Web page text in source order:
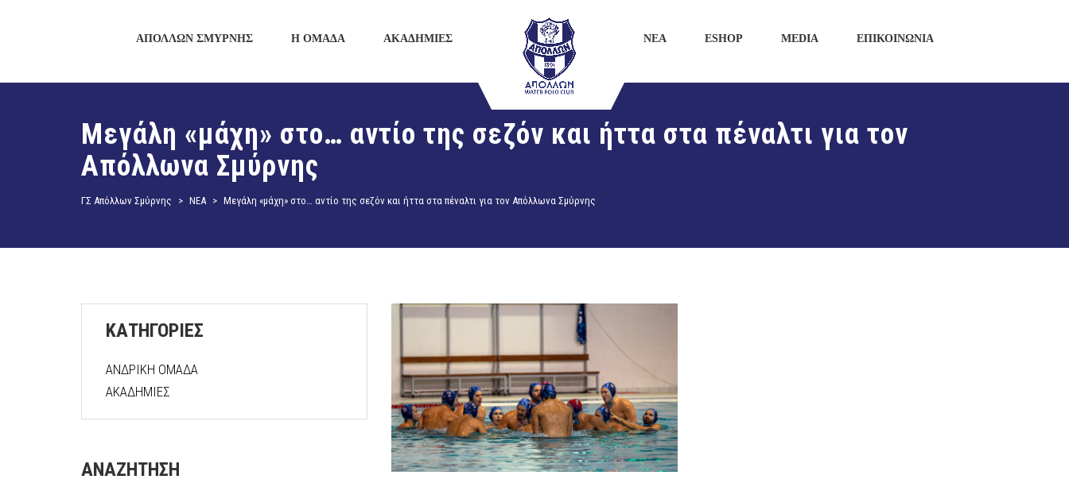
ΑΠΟΛΛΩΝ ΣΜΥΡΝΗΣ Η ΟΜΑΔΑ ΑΚΑΔΗΜΙΕΣ ΝΕΑ ESHOP MEDIA ΕΠΙΚΟΙΝΩΝΙΑ
Μεγάλη «μάχη» στο… αντίο της σεζόν και ήττα στα πέναλτι για τον
Απόλλωνα Σμύρνης
ΓΣ Απόλλων Σμύρνης > ΝΕΑ > Μεγάλη «μάχη» στο… αντίο της σεζόν και ήττα στα πέναλτι για τον Απόλλωνα Σμύρνης
ΚΑΤΗΓΟΡΙΕΣ
ΑΝΔΡΙΚΗ ΟΜΑΔΑ
ΑΚΑΔΗΜΙΕΣ
ΑΝΑΖΗΤΗΣΗ